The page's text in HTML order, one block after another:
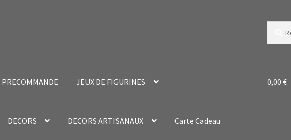
PRECOMMANDE JEUX DE FIGURINES
DECORS DECORS ARTISANAUX Carte Cadeau
0,00 €